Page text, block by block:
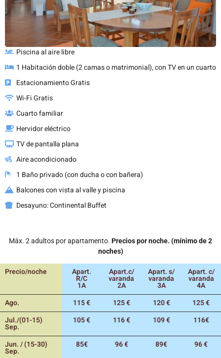
Piscina al aire libre
1 Habitación doble (2 camas o matrimonial), con TV en un cuarto
Estacionamiento Gratis
Wi-Fi Gratis
Cuarto familiar
Hervidor eléctrico
TV de pantalla plana
Aire acondicionado
1 Baño privado (con ducha o con bañera)
Balcones con vista al valle y piscina
Desayuno: Continental Buffet
Máx. 2 adultos por apartamento. Precios por noche. (mínimo de 2
noches)
Apart. c/
varanda
4A
Apart. s/
varanda
3A
Apart.c/
varanda
2A
Apart.
R/C
1A
Precio/noche
Ago. 115 € 125 € 120 €
125 €
Jul./(01-15)
Sep.
105 € 116 € 109 € 116€
Jun. / (15-30)
Sep.
85€ 96 € 89€ 96 €